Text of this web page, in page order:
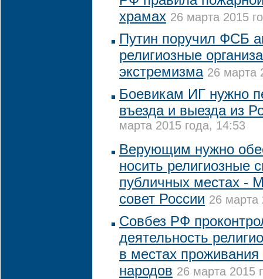
храмах 26 марта 2015
Путин поручил ФСБ
религиозные
экстремизма 26 марта
Боевикам ИГ нужно
въезда и выезда из
марта 2015 года, 14:53
Верующим нужно
носить религиозные
публичных местах -
совет России 26 марта
Совбез РФ
деятельность
в местах
народов 26 марта 2015